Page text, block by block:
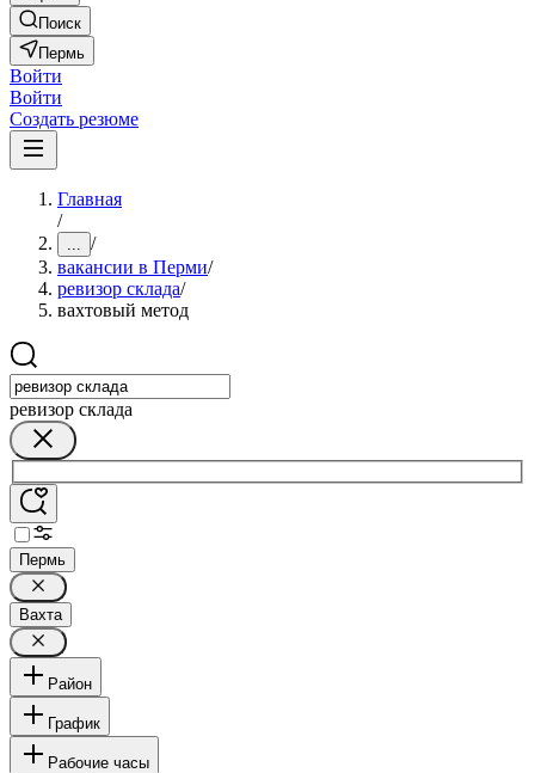
Поиск
Пермь
Войти
Войти
Создать резюме
Главная
/
... /
вакансии в Перми/
ревизор склада/
вахтовый метод
ревизор склада
Пермь
Вахта
Район
График
Рабочие часы